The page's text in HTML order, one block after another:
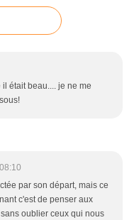
était beau.... je ne me
par son départ, mais ce
c'est de penser aux
oublier ceux qui nous